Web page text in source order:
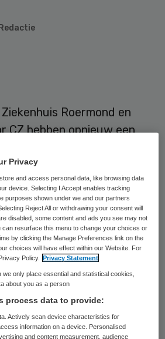
Roermond en
CZ hebben opnieuw een
en levering van
zorg. Beide partijen
week een overeenkomst
voor de periode van
de overeenkomst staan
kwaliteit, continuïteit en
van zorg, selectieve inkoop
prestatiebekostiging. Het
is op dit moment het
Privacy
and access personal data, like browsing data
device. Selecting I Accept enables tracking
purposes shown under we and our partners
Reject All or withdrawing your consent will
disabled, some content and ads you see may not
can resurface this menu to change your choices or
by clicking the Manage Preferences link on the
choices will have effect within our Website. For
Policy.
Privacy Statement
only place essential and statistical cookies,
about you as a person
process data to provide:
Actively scan device characteristics for
information on a device. Personalised
and content measurement, audience